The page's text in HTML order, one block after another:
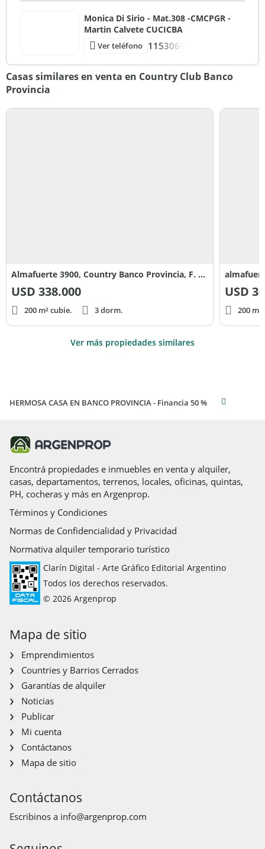
Monica Di Sirio - Mat.308 -CMCPGR -
Martin Calvete CUCICBA
Ver teléfono 1153069
Casas similares en venta en Country Club Banco
Provincia
Almafuerte 3900, Country Banco Provincia, F. Alvarez, Moreno
USD 338.000
200 m² cubie. 3 dorm.
USD
200
Ver más propiedades similares
HERMOSA CASA EN BANCO PROVINCIA - Financia 50 %
Encontrá propiedades e inmuebles en venta y alquiler,
casas, departamentos, terrenos, locales, oficinas, quintas,
PH, cocheras y más en Argenprop.
Términos y Condiciones
Normas de Confidencialidad y Privacidad
Normativa alquiler temporario turístico
Clarín Digital - Arte Gráfico Editorial Argentino
Todos los derechos reservados.
© 2026 Argenprop
Mapa de sitio
Emprendimientos
Countries y Barrios Cerrados
Garantías de alquiler
Noticias
Publicar
Mi cuenta
Contáctanos
Mapa de sitio
Contáctanos
Escribinos a info@argenprop.com